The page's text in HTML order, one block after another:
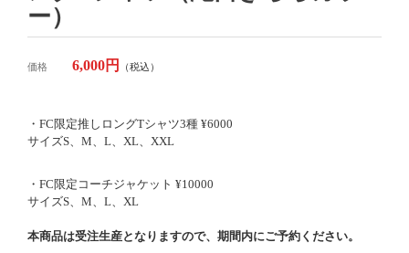
ー）
価格 6,000円 （税込）
・FC限定推しロングTシャツ3種 ¥6000
サイズS、M、L、XL、XXL
・FC限定コーチジャケット ¥10000
サイズS、M、L、XL
本商品は受注生産となりますので、期間内にご予約ください。